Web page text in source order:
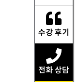
수강 후기
전화 상담